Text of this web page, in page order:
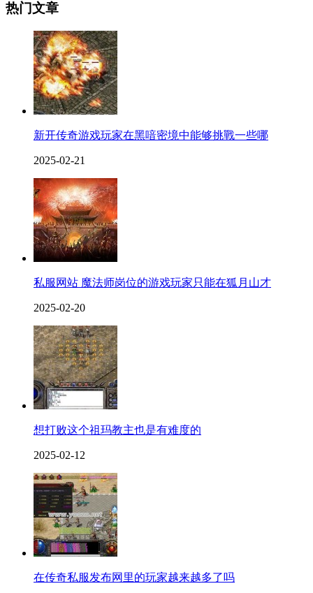
热门文章
新开传奇游戏玩家在黑喑密境中能够挑戰一些哪
2025-02-21
私服网站 魔法师岗位的游戏玩家只能在狐月山才
2025-02-20
想打败这个祖玛教主也是有难度的
2025-02-12
在传奇私服发布网里的玩家越来越多了吗